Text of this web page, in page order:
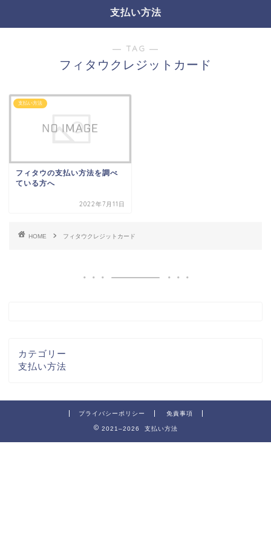
支払い方法
― TAG ―
フィタウクレジットカード
支払い方法
フィタウの支払い方法を調べ
ている方へ
2022年7月11日
HOME フィタウクレジットカード
カテゴリー
支払い方法
プライバシーポリシー 免責事項
2021–2026 支払い方法